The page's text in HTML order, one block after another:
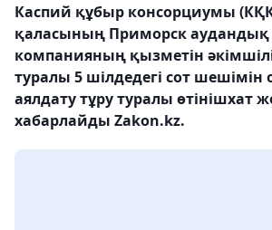
Каспий құбыр консорциумы
қаласының Приморск аудандық
компанияның қызметін
туралы 5 шілдедегі сот
аялдату тұру туралы өтінішхат
хабарлайды Zakon.kz.